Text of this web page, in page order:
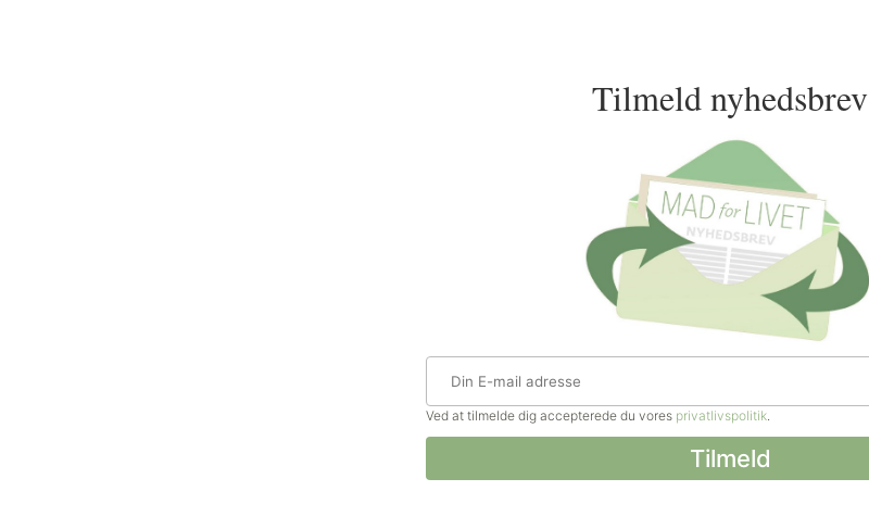
Tilmeld nyhedsbrev
Ved at tilmelde dig accepterede du vores privatlivspolitik.